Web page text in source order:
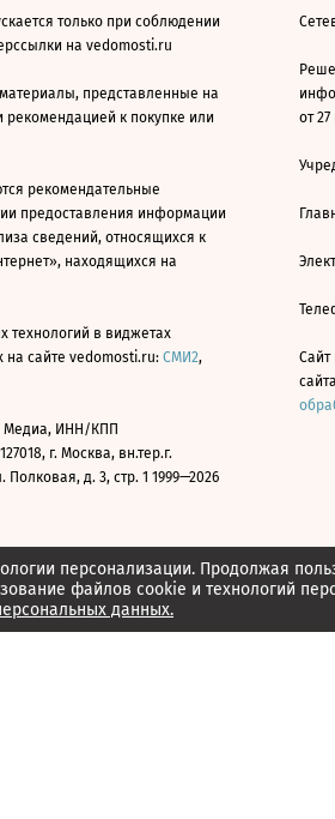
персонализации. Продолжая
файлов cookie и технологий
данных.
только при соблюдении
на vedomosti.ru
представленные на
к покупке или
рекомендательные
предоставления информации
сведений, относящихся к
находящихся на
технологий в виджетах
сайте vedomosti.ru: СМИ2,
Медиа, ИНН/КПП
г. Москва, вн.тер.г.
д. 3, стр. 1 1999—2026
от
Сайт